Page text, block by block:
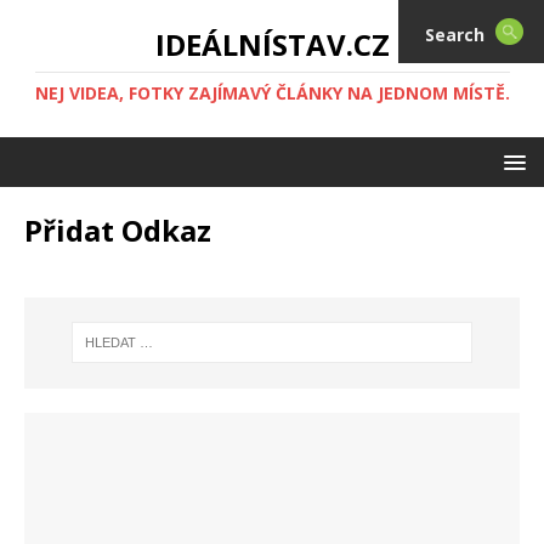
IDEÁLNÍSTAV.CZ
NEJ VIDEA, FOTKY ZAJÍMAVÝ ČLÁNKY NA JEDNOM MÍSTĚ.
Přidat Odkaz
Search